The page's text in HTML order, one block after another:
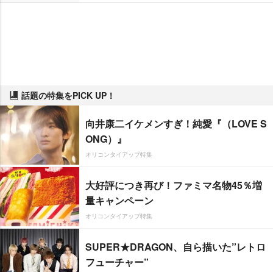
話題の特集をPICK UP！
向井康二イケメンすぎ！純愛『（LOVE S
ONG）』
オリコンタイアップ特集
大好評につき再び！ファミマ名物45％増
量キャンペーン
オリコンタイアップ特集
SUPER★DRAGON、自ら描いた”レトロ
フューチャー”